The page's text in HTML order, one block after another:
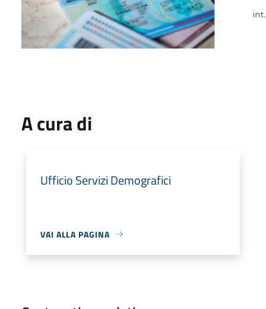
A cura di
Ufficio Servizi Demografici
VAI ALLA PAGINA